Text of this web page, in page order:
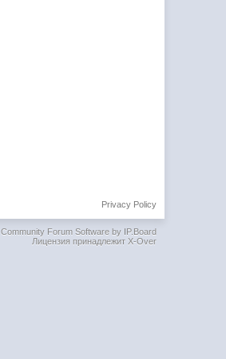
Privacy Policy
Community Forum Software by IP.Board
Лицензия принадлежит X-Over